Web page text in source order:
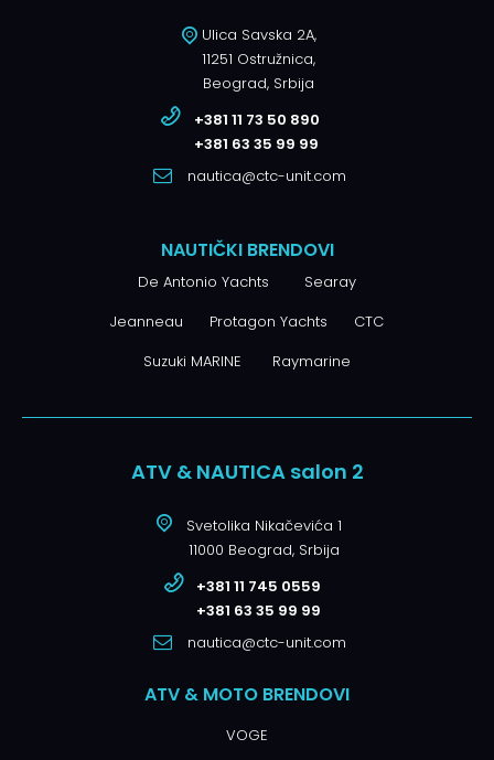
Ulica Savska 2A,
11251 Ostružnica,
Beograd, Srbija
+381 11 73 50 890
+381 63 35 99 99
nautica@ctc-unit.com
NAUTIČKI BRENDOVI
De Antonio Yachts
Searay
Jeanneau Protagon Yachts
CTC
Suzuki MARINE Raymarine
ATV & NAUTICA salon 2
Svetolika Nikačevića 1
11000 Beograd, Srbija
+381 11 745 0559
+381 63 35 99 99
nautica@ctc-unit.com
ATV & MOTO BRENDOVI
VOGE